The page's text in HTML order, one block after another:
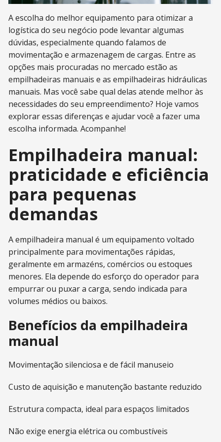
A escolha do melhor equipamento para otimizar a
logística do seu negócio pode levantar algumas
dúvidas, especialmente quando falamos de
movimentação e armazenagem de cargas. Entre as
opções mais procuradas no mercado estão as
empilhadeiras manuais e as empilhadeiras hidráulicas
manuais. Mas você sabe qual delas atende melhor às
necessidades do seu empreendimento? Hoje vamos
explorar essas diferenças e ajudar você a fazer uma
escolha informada. Acompanhe!
Empilhadeira manual:
praticidade e eficiência
para pequenas
demandas
A empilhadeira manual é um equipamento voltado
principalmente para movimentações rápidas,
geralmente em armazéns, comércios ou estoques
menores. Ela depende do esforço do operador para
empurrar ou puxar a carga, sendo indicada para
volumes médios ou baixos.
Benefícios da empilhadeira
manual
Movimentação silenciosa e de fácil manuseio
Custo de aquisição e manutenção bastante reduzido
Estrutura compacta, ideal para espaços limitados
Não exige energia elétrica ou combustíveis